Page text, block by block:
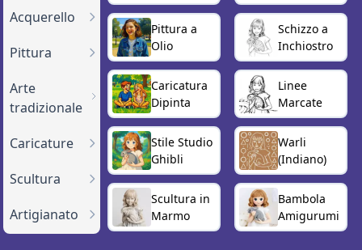
Acquerello
Pittura
Arte
tradizionale
Caricature
Scultura
Artigianato
Pittura a
Olio
Schizzo a
Inchiostro
Caricatura
Dipinta
Linee
Marcate
Stile Studio
Ghibli
Warli
(Indiano)
Scultura in
Marmo
Bambola
Amigurumi